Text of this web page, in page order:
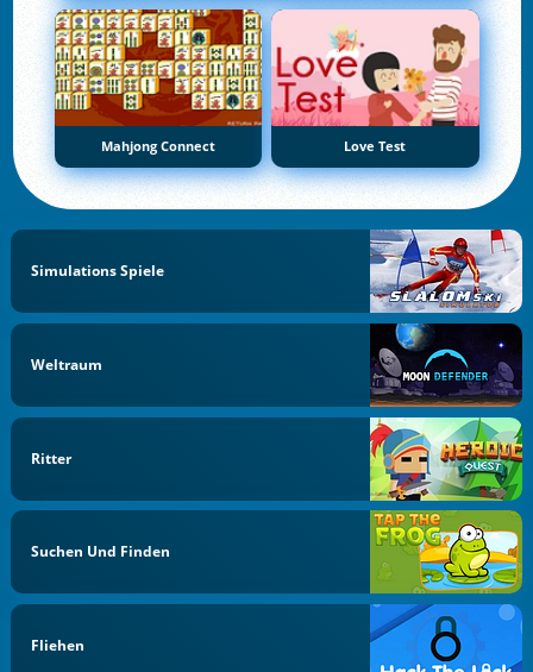
Mahjong Connect Love Test
Simulations Spiele
Weltraum
Ritter
Suchen Und Finden
Fliehen